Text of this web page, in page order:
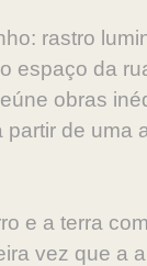
rastro
espaço da
obras
de
e a terra
vez que a